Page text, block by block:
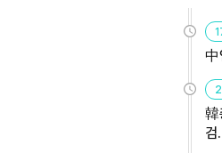
中
韓
검